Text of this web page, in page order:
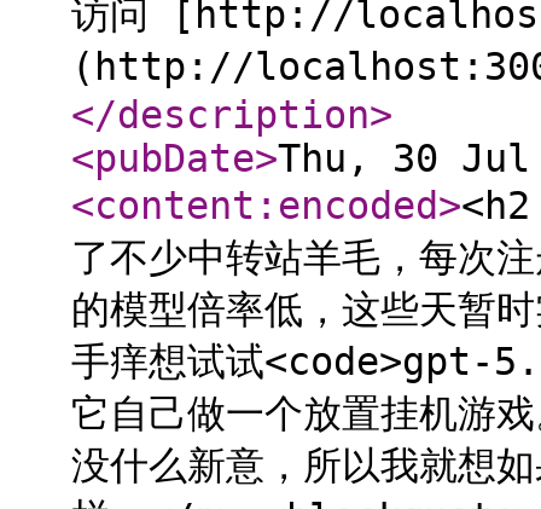
访问 [http://
(http://
</description>
<pubDate>Thu, 30 Jul
<content:encoded>
了不少中转站羊毛，每次
的模型倍率低，这些天暂
手痒想试试<code>gpt-
它自己做一个放置挂机游
没什么新意，所以我就想